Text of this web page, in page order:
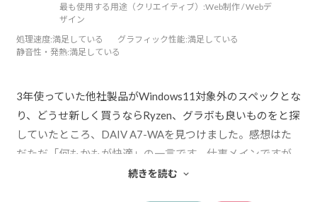
最も使用する用途（クリエイティブ）:Web制作 / Webデ
ザイン
処理速度:満足している グラフィック性能:満足している
静音性・発熱:満足している
3年使っていた他社製品がWindows11対象外のスペックとな
り、どうせ新しく買うならRyzen、グラボも良いものをと探
していたところ、DAIV A7-WAを見つけました。感想はた
だただ「何もかもが快適」の一言です。仕事メインですが
ベンチマークもかなりの数字を出してくれました。拡張性
続きを読む